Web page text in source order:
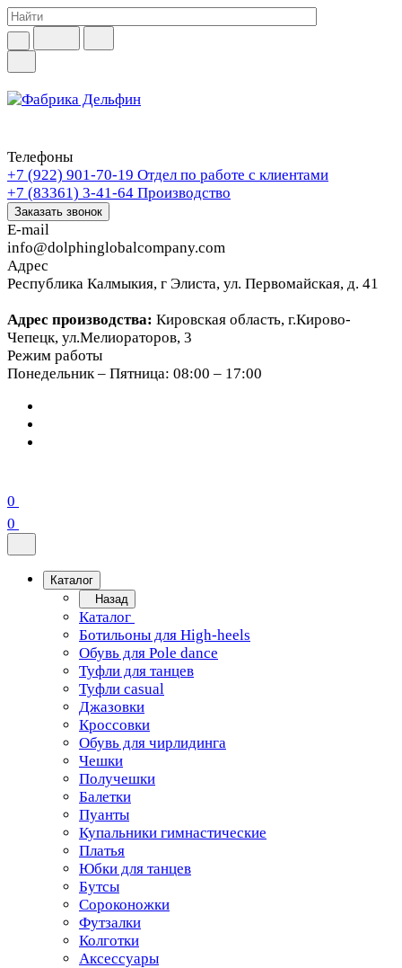
Телефоны
+7 (922) 901-70-19 Отдел по работе с клиентами
+7 (83361) 3-41-64 Производство
Заказать звонок
E-mail
info@dolphinglobalcompany.com
Адрес
Республика Калмыкия, г Элиста, ул. Первомайская, д. 41
Адрес производства: Кировская область, г.Кирово-
Чепецк, ул.Мелиораторов, 3
Режим работы
Понедельник – Пятница: 08:00 – 17:00
0
0
Каталог
Назад
Каталог
Ботильоны для High-heels
Обувь для Pole dance
Туфли для танцев
Туфли casual
Джазовки
Кроссовки
Обувь для чирлидинга
Чешки
Получешки
Балетки
Пуанты
Купальники гимнастические
Платья
Юбки для танцев
Бутсы
Сороконожки
Футзалки
Колготки
Аксессуары